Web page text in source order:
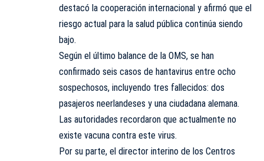
destacó la cooperación internacional y afirmó que el
riesgo actual para la salud pública continúa siendo
bajo.
Según el último balance de la OMS, se han
confirmado seis casos de hantavirus entre ocho
sospechosos, incluyendo tres fallecidos: dos
pasajeros neerlandeses y una ciudadana alemana.
Las autoridades recordaron que actualmente no
existe vacuna contra este virus.
Por su parte, el director interino de los Centros